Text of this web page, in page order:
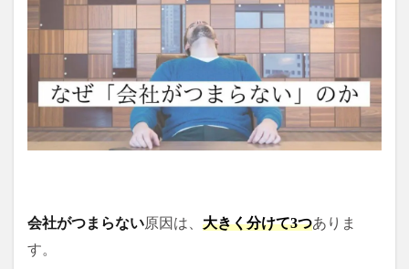
会社がつまらない原因は、 大きく分けて3つありま
す。